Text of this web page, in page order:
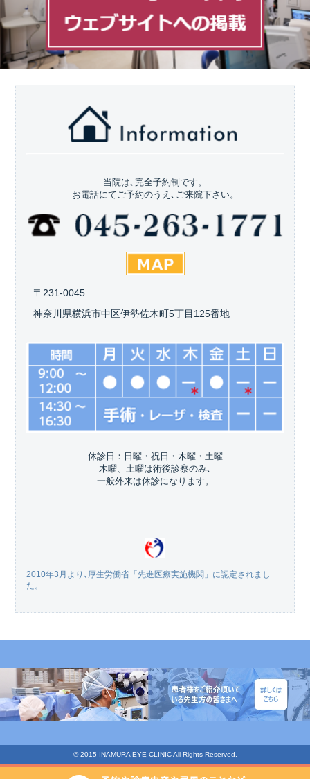
当院は､完全予約制です。
お電話にてご予約のうえ､ご来院下さい。
〒231-0045
神奈川県横浜市中区伊勢佐木町5丁目125番地
休診日：日曜・祝日・木曜・土曜
木曜、土曜は術後診察のみ､
一般外来は休診になります。
2010年3月より､厚生労働省「先進医療実施機関」に認定されまし
た。
© 2015 INAMURA EYE CLINIC All Rights Reserved.